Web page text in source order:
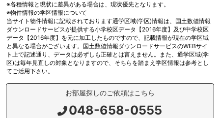
※各種情報と現状に差異がある場合は、現状優先となります。
※物件情報の学区情報について
当サイト物件情報に記載されております通学区域(学区)情報は、国土数値情報
ダウンロードサービスが提供する小学校区データ【2016年度】及び中学校区
データ【2016年度】を元に加工したものですので、記載情報が現在の学区域
と異なる場合がございます。国土数値情報ダウンロードサービスのWEBサイ
ト上で記述通り、データは必ずしも正確とは言えません。また、通学区域(学
区)は毎年見直しの対象となりますので、そちらを踏まえ学区情報は参考とし
てご活用下さい。
お部屋探しのご依頼はこちら
048-658-0555